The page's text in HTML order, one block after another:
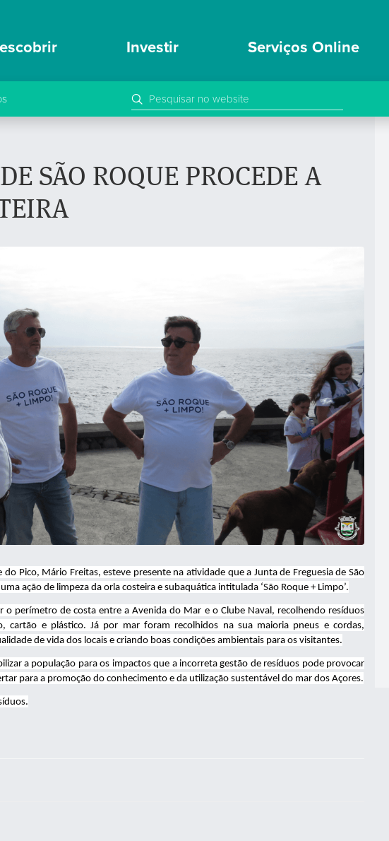
Investir Serviços Online
SÃO ROQUE PROCEDE A
Pico, Mário Freitas, esteve presente na atividade que a Junta de Freguesia de São
ação de limpeza da orla costeira e subaquática intitulada ‘São Roque + Limpo’.
perímetro de costa entre a Avenida do Mar e o Clube Naval, recolhendo resíduos
cartão e plástico. Já por mar foram recolhidos na sua maioria pneus e cordas,
de vida dos locais e criando boas condições ambientais para os visitantes.
a população para os impactos que a incorreta gestão de resíduos pode provocar
para a promoção do conhecimento e da utilização sustentável do mar dos Açores.